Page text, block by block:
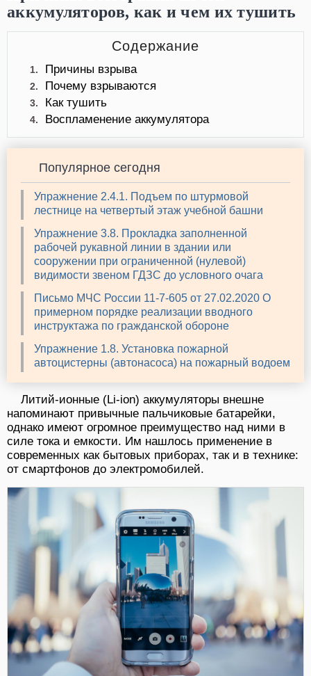
аккумуляторов, как и чем их тушить
Содержание
1. Причины взрыва
2. Почему взрываются
3. Как тушить
4. Воспламенение аккумулятора
Популярное сегодня
Упражнение 2.4.1. Подъем по штурмовой
лестнице на четвертый этаж учебной башни
Упражнение 3.8. Прокладка заполненной
рабочей рукавной линии в здании или
сооружении при ограниченной (нулевой)
видимости звеном ГДЗС до условного очага
Письмо МЧС России 11-7-605 от 27.02.2020 О
примерном порядке реализации вводного
инструктажа по гражданской обороне
Упражнение 1.8. Установка пожарной
автоцистерны (автонасоса) на пожарный водоем
Литий-ионные (Li-ion) аккумуляторы внешне
напоминают привычные пальчиковые батарейки,
однако имеют огромное преимущество над ними в
силе тока и емкости. Им нашлось применение в
современных как бытовых приборах, так и в технике:
от смартфонов до электромобилей.